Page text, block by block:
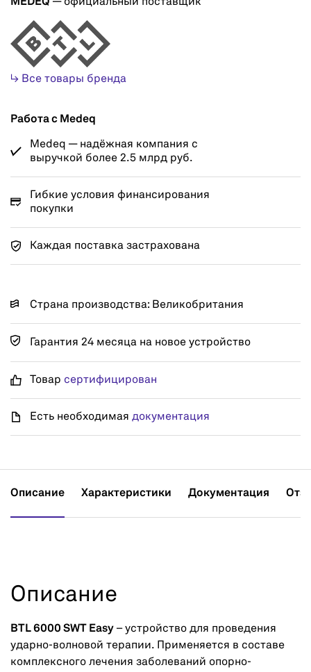
MEDEQ — официальный поставщик
↳ Все товары бренда
Работа с Medeq
Medeq — надёжная компания с
выручкой более 2.5 млрд руб.
Гибкие условия финансирования
покупки
Каждая поставка застрахована
Страна производства: Великобритания
Гарантия 24 месяца на новое устройство
Товар сертифицирован
Есть необходимая документация
Описание Характеристики Документация
Описание
BTL 6000 SWT Easy – устройство для проведения
ударно-волновой терапии. Применяется в составе
комплексного лечения заболеваний опорно-